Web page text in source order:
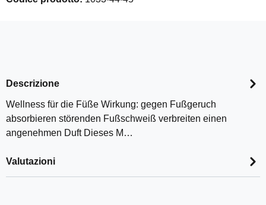
Descrizione
Wellness für die Füße Wirkung: gegen Fußgeruch
absorbieren störenden Fußschweiß verbreiten einen
angenehmen Duft Dieses M…
Valutazioni